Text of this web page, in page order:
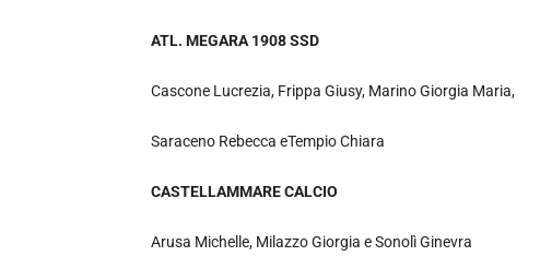
ATL. MEGARA 1908 SSD
Cascone Lucrezia, Frippa Giusy, Marino Giorgia Maria,
Saraceno Rebecca eTempio Chiara
CASTELLAMMARE CALCIO
Arusa Michelle, Milazzo Giorgia e Sonolì Ginevra